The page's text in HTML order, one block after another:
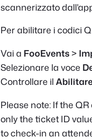
scannerizzato
Per abilitare i codici
Vai a FooEvents >
Selezionare la voce
Controllare il
Please note: If the
only the ticket ID
to check-in an